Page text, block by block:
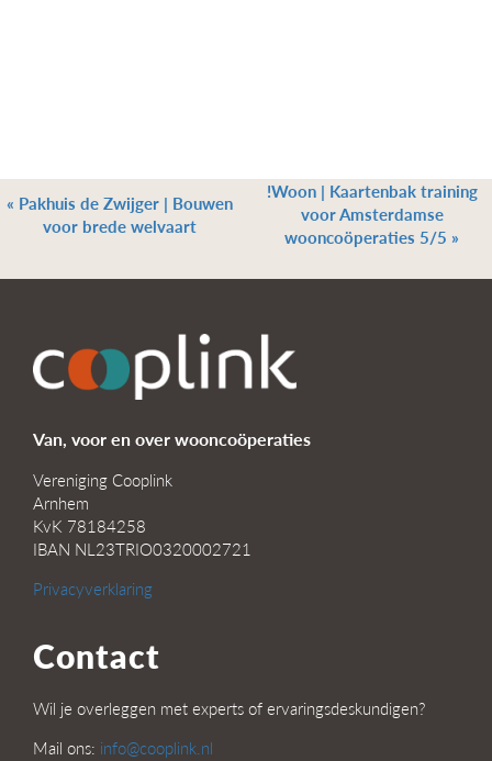
« Pakhuis de Zwijger | Bouwen
voor brede welvaart
!Woon | Kaartenbak training
voor Amsterdamse
wooncoöperaties 5/5 »
Van, voor en over wooncoöperaties
Vereniging Cooplink
Arnhem
KvK 78184258
IBAN NL23TRIO0320002721
Privacyverklaring
Contact
Wil je overleggen met experts of ervaringsdeskundigen?
Mail ons: info@cooplink.nl